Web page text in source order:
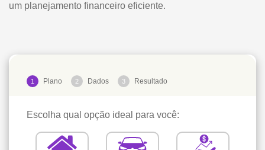
um planejamento financeiro eficiente.
1 Plano 2 Dados 3 Resultado
Escolha qual opção ideal para você: